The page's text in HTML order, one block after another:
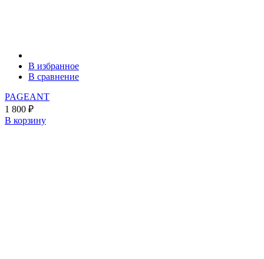
В избранное
В сравнение
PAGEANT
1 800 ₽
В корзину